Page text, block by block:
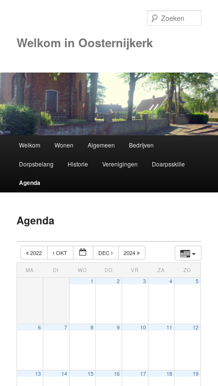
Welkom in Oosternijkerk
Spring
naar
de
inhoud
Welkom Wonen Algemeen Bedrijven
Dorpsbelang Historie Verenigingen Doarpsskille
Agenda
Agenda
2022 OKT DEC 2024
MA DI WO DO VR ZA ZO
1 2 3 4 5
6 7 8 9 10 11 12
13 14 15 16 17 18 19